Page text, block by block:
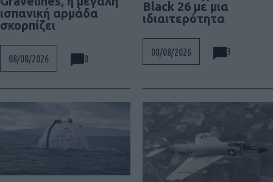
ισπανική αρμάδα
σκορπίζει
08/08/2026 0
Black 26 με μια
ιδιαιτερότητα
08/08/2026 3